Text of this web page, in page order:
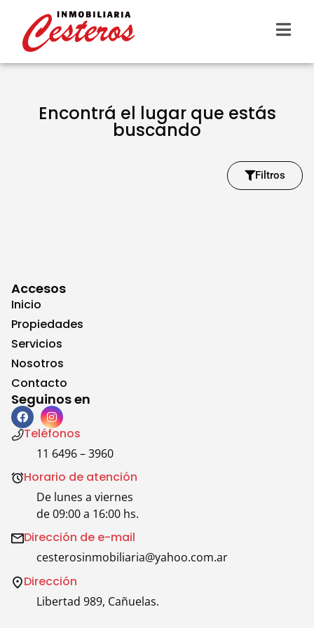
Encontrá el lugar que estás
buscando
Filtros
Accesos
Inicio
Propiedades
Servicios
Nosotros
Contacto
Seguinos en
Teléfonos
11 6496 – 3960
Horario de atención
De lunes a viernes
de 09:00 a 16:00 hs.
Dirección de e-mail
cesterosinmobiliaria@yahoo.com.ar
Dirección
Libertad 989, Cañuelas.